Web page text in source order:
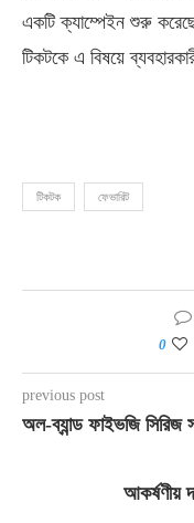
একটি ক্যাম্পেইন শুরু
টিকটকে এ বিষয়ে
টিকটক ফেভারিট
0
previous post
অল-ব্যান্ড ফাইভজি সিরিজ
আকর্ষণীয়